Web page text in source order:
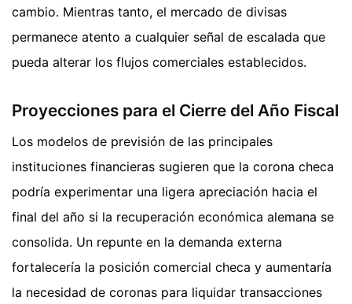
cambio. Mientras tanto, el mercado de divisas
permanece atento a cualquier señal de escalada que
pueda alterar los flujos comerciales establecidos.
Proyecciones para el Cierre del Año Fiscal
Los modelos de previsión de las principales
instituciones financieras sugieren que la corona checa
podría experimentar una ligera apreciación hacia el
final del año si la recuperación económica alemana se
consolida. Un repunte en la demanda externa
fortalecería la posición comercial checa y aumentaría
la necesidad de coronas para liquidar transacciones